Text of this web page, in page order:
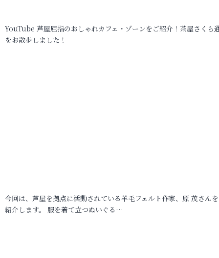
YouTube 芦屋屈指のおしゃれカフェ・ゾーンをご紹介！茶屋さくら
をお散歩しました！
今回は、芦屋を拠点に活動されている羊毛フェルト作家、原 茂さん
紹介します。 服を着て立つぬいぐる…